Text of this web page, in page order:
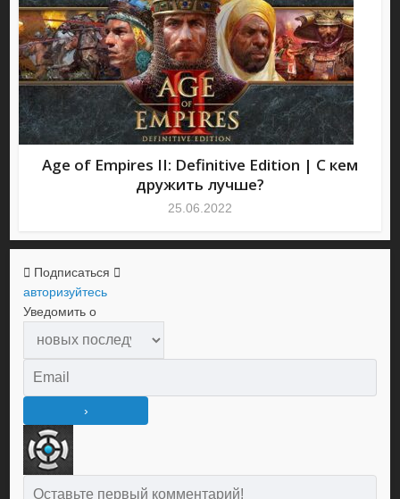
Age of Empires II: Definitive Edition | С кем
дружить лучше?
25.06.2022
Подписаться
авторизуйтесь
Уведомить о